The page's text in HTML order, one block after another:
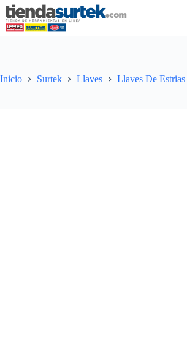
Saltar
al
contenido
Inicio Surtek Llaves Llaves De Estrias